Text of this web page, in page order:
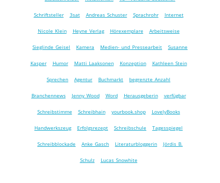
Schriftsteller 3sat Andreas Schuster Sprachrohr Internet
Nicole Klein Heyne Verlag Hörexemplare Arbeitsweise
Sieglinde Geisel Kamera Medien- und Pressearbeit Susanne
Kasper Humor Matti Laaksonen Konzeption Kathleen Stein
Sprechen Agentur Buchmarkt begrenzte Anzahl
Branchennews Jenny Wood Word Herausgeberin verfügbar
Schreibstimme Schreibhain yourbook.shop LovelyBooks
Handwerkszeug Erfolgsrezept Schreibschule Tagesspiegel
Schreibblockade Anke Gasch Literaturbloggerin Jördis B.
Schulz Lucas Snowhite